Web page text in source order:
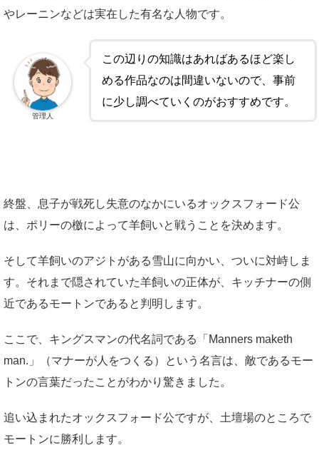
やレーニンなどは実在した有名な人物です。
この辺りの知識はあればあるほど楽し
める作品なのは間違いないので、事前
に少し調べていくのがおすすめです。
管理人
終盤、息子が戦死し失意のなかにいるオックスフォード公
は、ポリーの檄によって羊飼いと戦うことを決めます。
そして羊飼いのアジトがある雪山に向かい、ついに対峙しま
す。それまで隠されていた羊飼いの正体が、キッチナーの側
近であるモートンであると判明します。
ここで、キングスマンの代名詞である「Manners maketh
man.」（マナーが人をつくる）という名言は、敵であるモー
トンの言葉だったことがわかり驚きました。
追い込まれたオックスフォード公ですが、土壇場のところで
モートンに勝利します。